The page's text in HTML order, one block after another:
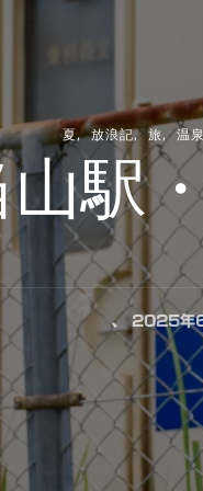
夏 放浪記 旅 温
山駅
、 2025年